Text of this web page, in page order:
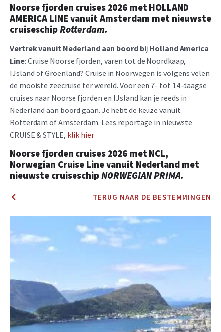
Noorse fjorden cruises 2026 met HOLLAND
AMERICA LINE vanuit Amsterdam met nieuwste
cruiseschipRotterdam.
Vertrek vanuit Nederland aan boord bij Holland America
Line: Cruise Noorse fjorden, varen tot de Noordkaap,
IJsland of Groenland? Cruise in Noorwegen is volgens velen
de mooiste zeecruise ter wereld. Voor een 7- tot 14-daagse
cruises naar Noorse fjorden en IJsland kan je reeds in
Nederland aan boord gaan. Je hebt de keuze vanuit
Rotterdam of Amsterdam. Lees reportage in nieuwste
CRUISE & STYLE, klik hier
Noorse fjorden cruises 2026 met NCL,
Norwegian Cruise Linevanuit Nederland met
nieuwste cruiseschipNORWEGIAN PRIMA.
TERUG NAAR DE BESTEMMINGEN